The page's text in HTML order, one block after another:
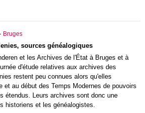
Bruges
sources généalogiques
et les Archives de l'État à Bruges et à
d'étude relatives aux archives des
restent peu connues alors qu'elles
et au début des Temps Modernes de pouvoirs
étendus. Leurs archives sont donc une
historiens et les généalogistes.